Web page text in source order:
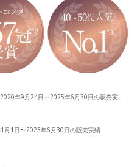
年9月24日～2025年6月30日の販売実
月1日〜2023年6月30日の販売実績